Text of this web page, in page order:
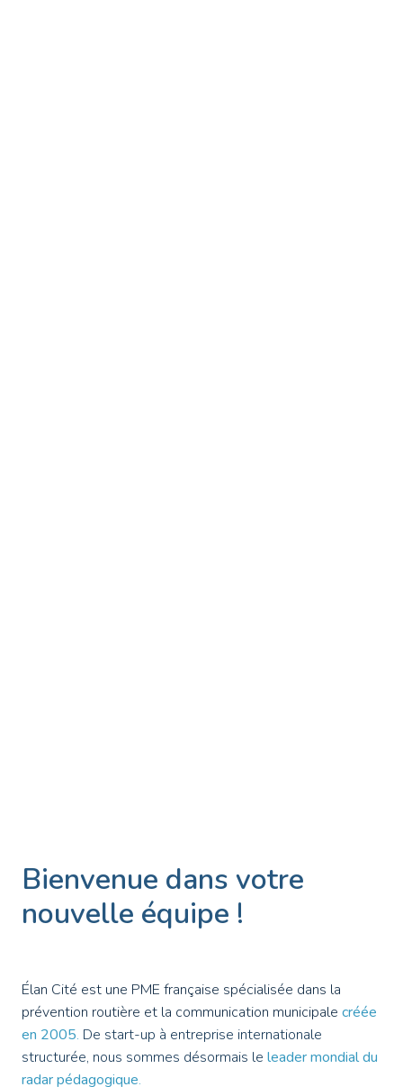
Bienvenue dans votre
nouvelle équipe !
Élan Cité est une PME française spécialisée dans la
prévention routière et la communication municipale créée
en 2005. De start-up à entreprise internationale
structurée, nous sommes désormais le leader mondial du
radar pédagogique.